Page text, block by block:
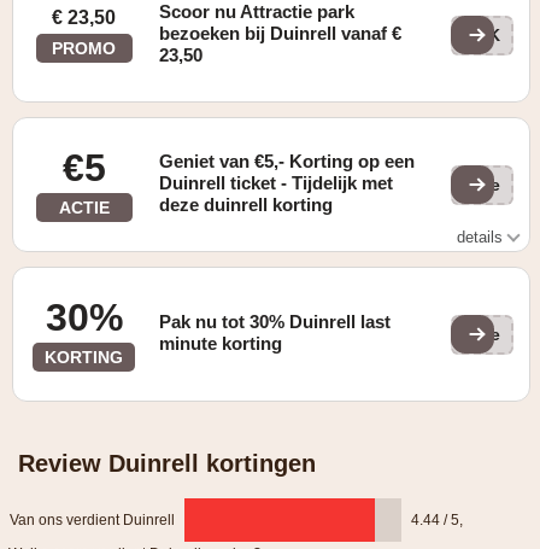
€ 23,50
PROMO
Scoor nu Attractie park
bezoeken bij Duinrell vanaf €
23,50
p7K
€5
ACTIE
Geniet van €5,- Korting op een
Duinrell ticket - Tijdelijk met
deze duinrell korting
(ge
details
30%
KORTING
Pak nu tot 30% Duinrell last
minute korting
(ge
Review Duinrell kortingen
Van ons verdient Duinrell 4.44 / 5